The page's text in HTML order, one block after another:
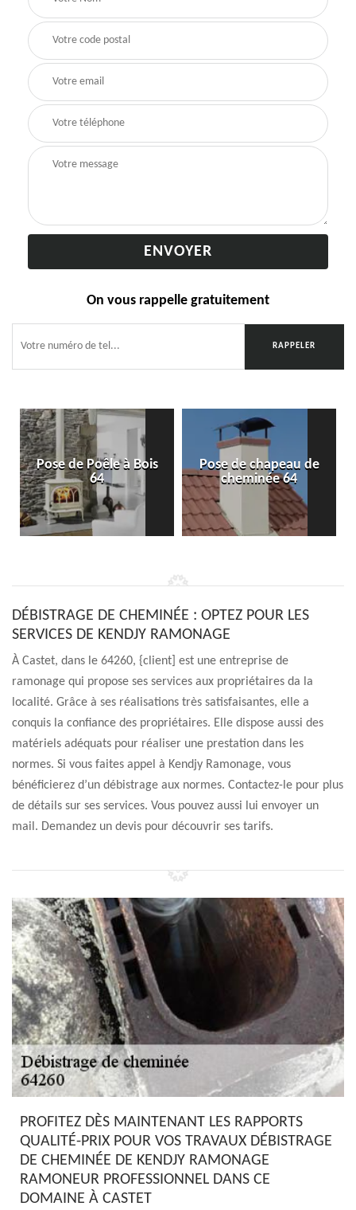
On vous rappelle gratuitement
Pose de Poêle à Bois
64
Pose de chapeau de
cheminée 64
DÉBISTRAGE DE CHEMINÉE : OPTEZ POUR LES
SERVICES DE KENDJY RAMONAGE
À Castet, dans le 64260, {client] est une entreprise de
ramonage qui propose ses services aux propriétaires da la
localité. Grâce à ses réalisations très satisfaisantes, elle a
conquis la confiance des propriétaires. Elle dispose aussi des
matériels adéquats pour réaliser une prestation dans les
normes. Si vous faites appel à Kendjy Ramonage, vous
bénéficierez d’un débistrage aux normes. Contactez-le pour plus
de détails sur ses services. Vous pouvez aussi lui envoyer un
mail. Demandez un devis pour découvrir ses tarifs.
PROFITEZ DÈS MAINTENANT LES RAPPORTS
QUALITÉ-PRIX POUR VOS TRAVAUX DÉBISTRAGE
DE CHEMINÉE DE KENDJY RAMONAGE
RAMONEUR PROFESSIONNEL DANS CE
DOMAINE À CASTET